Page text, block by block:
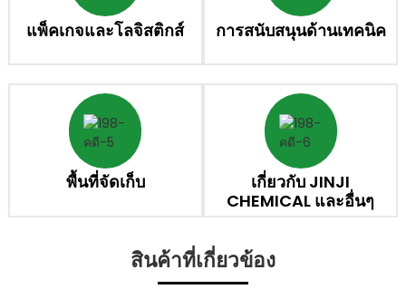
แพ็คเกจและโลจิสติกส์ การสนับสนุนด้านเทคนิค
พื้นที่จัดเก็บ
เกี่ยวกับ JINJI
CHEMICAL และอื่นๆ
สินค้าที่เกี่ยวข้อง